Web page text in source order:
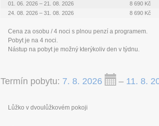
01. 06. 2026 – 21. 08. 2026
8 690 Kč
24. 08. 2026 – 31. 08. 2026
8 690 Kč
Cena za osobu / 4 noci s plnou penzí a programem.
Pobyt je na 4 noci.
Nástup na pobyt je možný kterýkoliv den v týdnu.
Termín pobytu: 7. 8. 2026 – 11. 8.
Lůžko v dvoulůžkovém pokoji